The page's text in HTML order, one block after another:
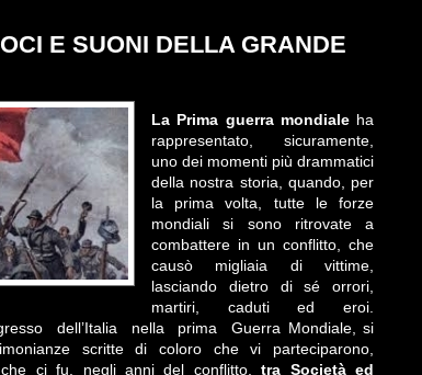
E SUONI DELLA GRANDE
La Prima guerra mondialeha
rappresentato, sicuramente,
uno dei momenti più drammatici
della nostra storia, quando, per
la prima volta, tutte le forze
mondiali si sono ritrovate a
combattere in un conflitto, che
causò migliaia di vittime,
lasciando dietro di sé orrori,
martiri, caduti ed eroi.
dell’Italia nella prima Guerra Mondiale, si
scritte di coloro che vi parteciparono,
che ci fu, negli anni del conflitto,tra Società ed